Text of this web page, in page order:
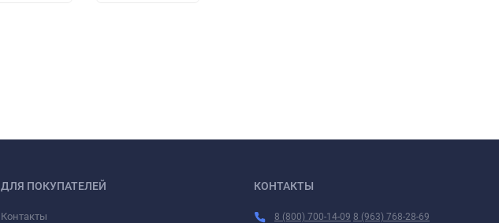
ДЛЯ ПОКУПАТЕЛЕЙ
Контакты
КОНТАКТЫ
8 (800) 700-14-09 8 (963) 768-28-69